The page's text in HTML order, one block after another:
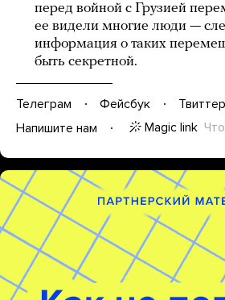
перед войной с Грузией
ее видели многие люди —
информация о таких
быть секретной.
Телеграм Фейсбук Твиттер
Напишите нам
Magic link